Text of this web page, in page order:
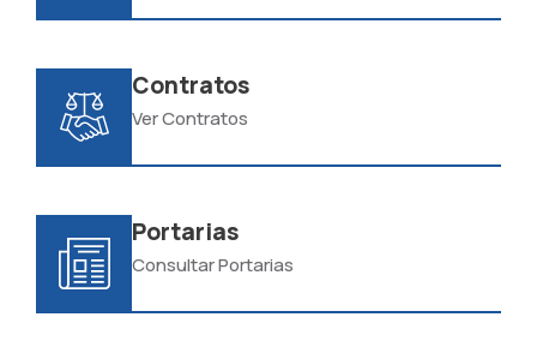
Contratos
Ver Contratos
Portarias
Consultar Portarias